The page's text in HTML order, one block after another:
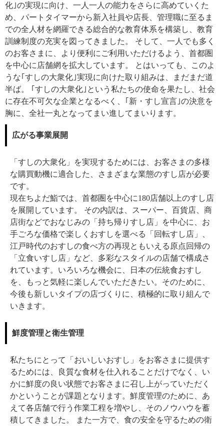
化｣の実現に向け、一人一人の能力をさらに高めていくた
め、パートタイマーから新入社員や店長、管理職に至るま
での全人材を網羅できる総合的な教育体系を構築し、教育
訓練制度の充実を図ってきました。
そして、一人でも多く
のお客さまに、より便利にご利用いただけるよう、首都圏
を中心に店舗網を拡大しています。
とはいっても、このよ
うな｢すしの大衆化｣実現に向けた取り組みは、まだまだ道
半ば。
｢すしの大衆化｣という私たちの使命を果たし、社会
に存在不可欠な企業となるべく、｢新・すし宣言｣の決意を
胸に、全社一丸となってまい進してまいります。
広がる事業展開
「すしの大衆化」を実現するためには、お客さまの多様
な購買動機に適合した、さまざまな業態のすし店が必要
です。
現在ちよだ鮨では、首都圏を中心に180店舗以上のすし店
を展開しています。 その内訳は、スーパー、百貨店、商
店街などでおなじみの「持ち帰りすし店」を中心に、お
手ごろな価格で楽しくおすしを選べる「回転すし店」、
江戸時代のおすしの食べ方の再現ともいえる原点回帰の
「立食いすし店」など、多彩なスタイルの店舗で構成さ
れています。いろいろな機会に、日本の伝統食おすし
を、もっと気軽に楽しんでいただきたい。そのために、
今後も新しいタイプの店づくりに、積極的に取り組んで
いきます。
鮮度管理と衛生管理
私たちにとって「おいしいおすし」をお客さまに提供す
るためには、良質な食材を仕入れることだけでなく、い
かに鮮度の良い状態でお客さまに召し上がっていただく
かということが課題となります。鮮度管理のために、あ
えて各店舗で行う作業工程を増やし、そのノウハウを蓄
積してきました。 また一方で、食の安全を守るための衛